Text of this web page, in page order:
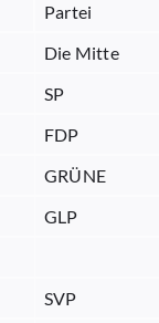
Partei
Die Mitte
SP
FDP
GRÜNE
GLP
SVP